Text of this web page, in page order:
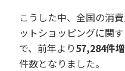
こうした中、全国の消
ットショッピングに関
で、前年より57,284件
件数となりました。